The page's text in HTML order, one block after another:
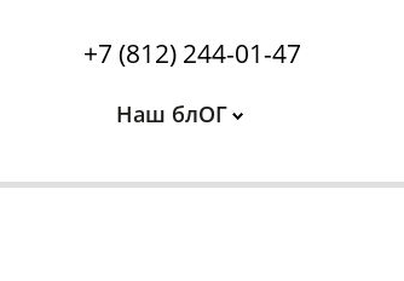
+7 (812) 244-01-47
Наш блОГ